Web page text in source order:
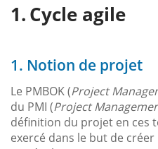
Cycle agile
1. Notion de projet
Le PMBOK (Project
du PMI (Project
définition du projet en ces
exercé dans le but de